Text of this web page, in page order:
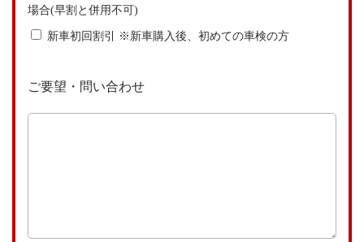
場合(早割と併用不可)
新車初回割引 ※新車購入後、初めての車検の方
ご要望・問い合わせ